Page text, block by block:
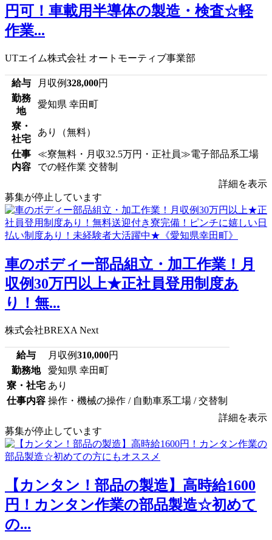
円可！車載用半導体の製造・検査☆軽
作業...
UTエイム株式会社 オートモーティブ事業部
給与 月収例328,000円
勤務
地
愛知県 幸田町
寮・
社宅
あり（無料）
仕事
内容
≪寮無料・月収32.5万円・正社員≫電子部品系工場
での軽作業 交替制
詳細を表示
募集が停止しています
車のボディー部品組立・加工作業！月
収例30万円以上★正社員登用制度あ
り！無...
株式会社BREXA Next
給与 月収例310,000円
勤務地
愛知県 幸田町
寮・社宅 あり
仕事内容 操作・機械の操作 / 自動車系工場 / 交替制
詳細を表示
募集が停止しています
【カンタン！部品の製造】高時給1600
円！カンタン作業の部品製造☆初めて
の...